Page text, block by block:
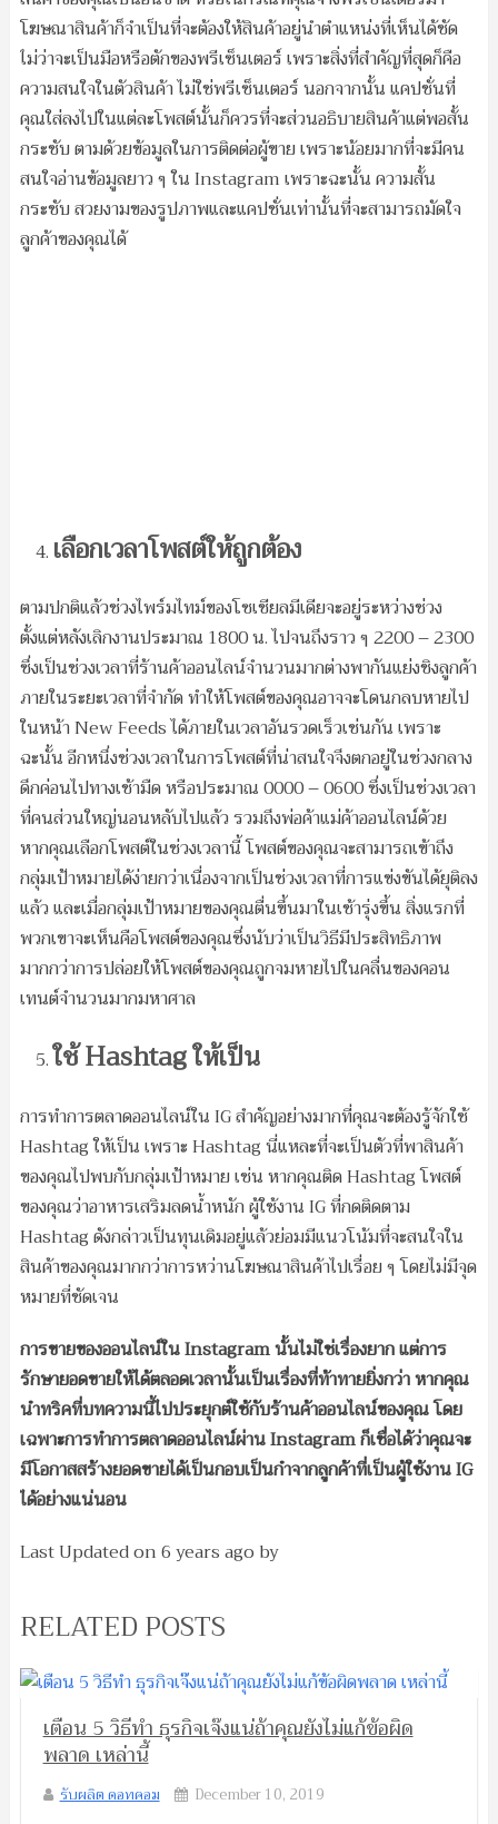
โฆษณาสินค้าก็จำเป็นที่จะต้องให้สินค้าอยู่นำตำแหน่งที่เห็นได้ชัด
ไม่ว่าจะเป็นมือหรือตักของพรีเซ็นเตอร์ เพราะสิ่งที่สำคัญที่สุดก็คือ
ความสนใจในตัวสินค้า ไม่ใช่พรีเซ็นเตอร์ นอกจากนั้น แคปชั่นที่
คุณใส่ลงไปในแต่ละโพสต์นั้นก็ควรที่จะส่วนอธิบายสินค้าแต่พอสั้น
กระชับ ตามด้วยข้อมูลในการติดต่อผู้ขาย เพราะน้อยมากที่จะมีคน
สนใจอ่านข้อมูลยาว ๆ ใน Instagram เพราะฉะนั้น ความสั้น
กระชับ สวยงามของรูปภาพและแคปชั่นเท่านั้นที่จะสามารถมัดใจ
ลูกค้าของคุณได้
เลือกเวลาโพสต์ให้ถูกต้อง
ตามปกติแล้วช่วงไพร์มไทม์ของโซเชียลมีเดียจะอยู่ระหว่างช่วง
ตั้งแต่หลังเลิกงานประมาณ 1800 น. ไปจนถึงราว ๆ 2200 – 2300
ซึ่งเป็นช่วงเวลาที่ร้านค้าออนไลน์จำนวนมากต่างพากันแย่งชิงลูกค้า
ภายในระยะเวลาที่จำกัด ทำให้โพสต์ของคุณอาจจะโดนกลบหายไป
ในหน้า New Feeds ได้ภายในเวลาอันรวดเร็วเช่นกัน เพราะ
ฉะนั้น อีกหนึ่งช่วงเวลาในการโพสต์ที่น่าสนใจจึงตกอยู่ในช่วงกลาง
ดึกค่อนไปทางเช้ามืด หรือประมาณ 0000 – 0600 ซึ่งเป็นช่วงเวลา
ที่คนส่วนใหญ่นอนหลับไปแล้ว รวมถึงพ่อค้าแม่ค้าออนไลน์ด้วย
หากคุณเลือกโพสต์ในช่วงเวลานี้ โพสต์ของคุณจะสามารถเข้าถึง
กลุ่มเป้าหมายได้ง่ายกว่าเนื่องจากเป็นช่วงเวลาที่การแข่งขันได้ยุติลง
แล้ว และเมื่อกลุ่มเป้าหมายของคุณตื่นขึ้นมาในเช้ารุ่งขึ้น สิ่งแรกที่
พวกเขาจะเห็นคือโพสต์ของคุณซึ่งนับว่าเป็นวิธีมีประสิทธิภาพ
มากกว่าการปล่อยให้โพสต์ของคุณถูกจมหายไปในคลื่นของคอน
เทนต์จำนวนมากมหาศาล
ใช้ Hashtag ให้เป็น
การทำการตลาดออนไลน์ใน IG สำคัญอย่างมากที่คุณจะต้องรู้จักใช้
Hashtag ให้เป็น เพราะ Hashtag นี่แหละที่จะเป็นตัวที่พาสินค้า
ของคุณไปพบกับกลุ่มเป้าหมาย เช่น หากคุณติด Hashtag โพสต์
ของคุณว่าอาหารเสริมลดน้ำหนัก ผู้ใช้งาน IG ที่กดติดตาม
Hashtag ดังกล่าวเป็นทุนเดิมอยู่แล้วย่อมมีแนวโน้มที่จะสนใจใน
สินค้าของคุณมากกว่าการหว่านโฆษณาสินค้าไปเรื่อย ๆ โดยไม่มีจุด
หมายที่ชัดเจน
การขายของออนไลน์ใน Instagram นั้นไม่ใช่เรื่องยาก แต่การ
รักษายอดขายให้ได้ตลอดเวลานั้นเป็นเรื่องที่ท้าทายยิ่งกว่า หากคุณ
นำทริคที่บทความนี้ไปประยุกต์ใช้กับร้านค้าออนไลน์ของคุณ โดย
เฉพาะการทำการตลาดออนไลน์ผ่าน Instagram ก็เชื่อได้ว่าคุณจะ
มีโอกาสสร้างยอดขายได้เป็นกอบเป็นกำจากลูกค้าที่เป็นผู้ใช้งาน IG
ได้อย่างแน่นอน
Last Updated on6 years ago by
RELATED POSTS
เตือน 5 วิธีทำ ธุรกิจเจ๊งแน่ถ้าคุณยังไม่แก้ข้อผิด
พลาด เหล่านี้
รับผลิต ดอทคอม December 10, 2019